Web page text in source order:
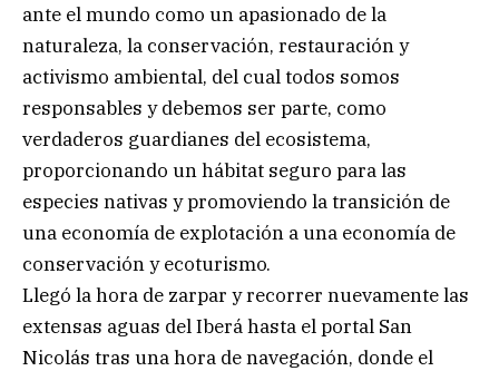
ante el mundo como un apasionado de la
naturaleza, la conservación, restauración y
activismo ambiental, del cual todos somos
responsables y debemos ser parte, como
verdaderos guardianes del ecosistema,
proporcionando un hábitat seguro para las
especies nativas y promoviendo la transición de
una economía de explotación a una economía de
conservación y ecoturismo.
Llegó la hora de zarpar y recorrer nuevamente las
extensas aguas del Iberá hasta el portal San
Nicolás tras una hora de navegación, donde el